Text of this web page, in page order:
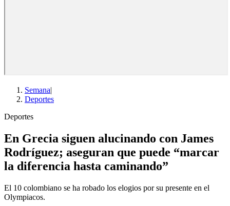
Semana|
Deportes
Deportes
En Grecia siguen alucinando con James
Rodríguez; aseguran que puede “marcar
la diferencia hasta caminando”
El 10 colombiano se ha robado los elogios por su presente en el
Olympiacos.